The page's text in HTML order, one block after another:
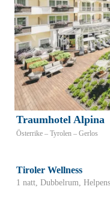
Traumhotel Alpina
Österrike – Tyrolen – Gerlos
Tiroler Wellness
1 natt, Dubbelrum,